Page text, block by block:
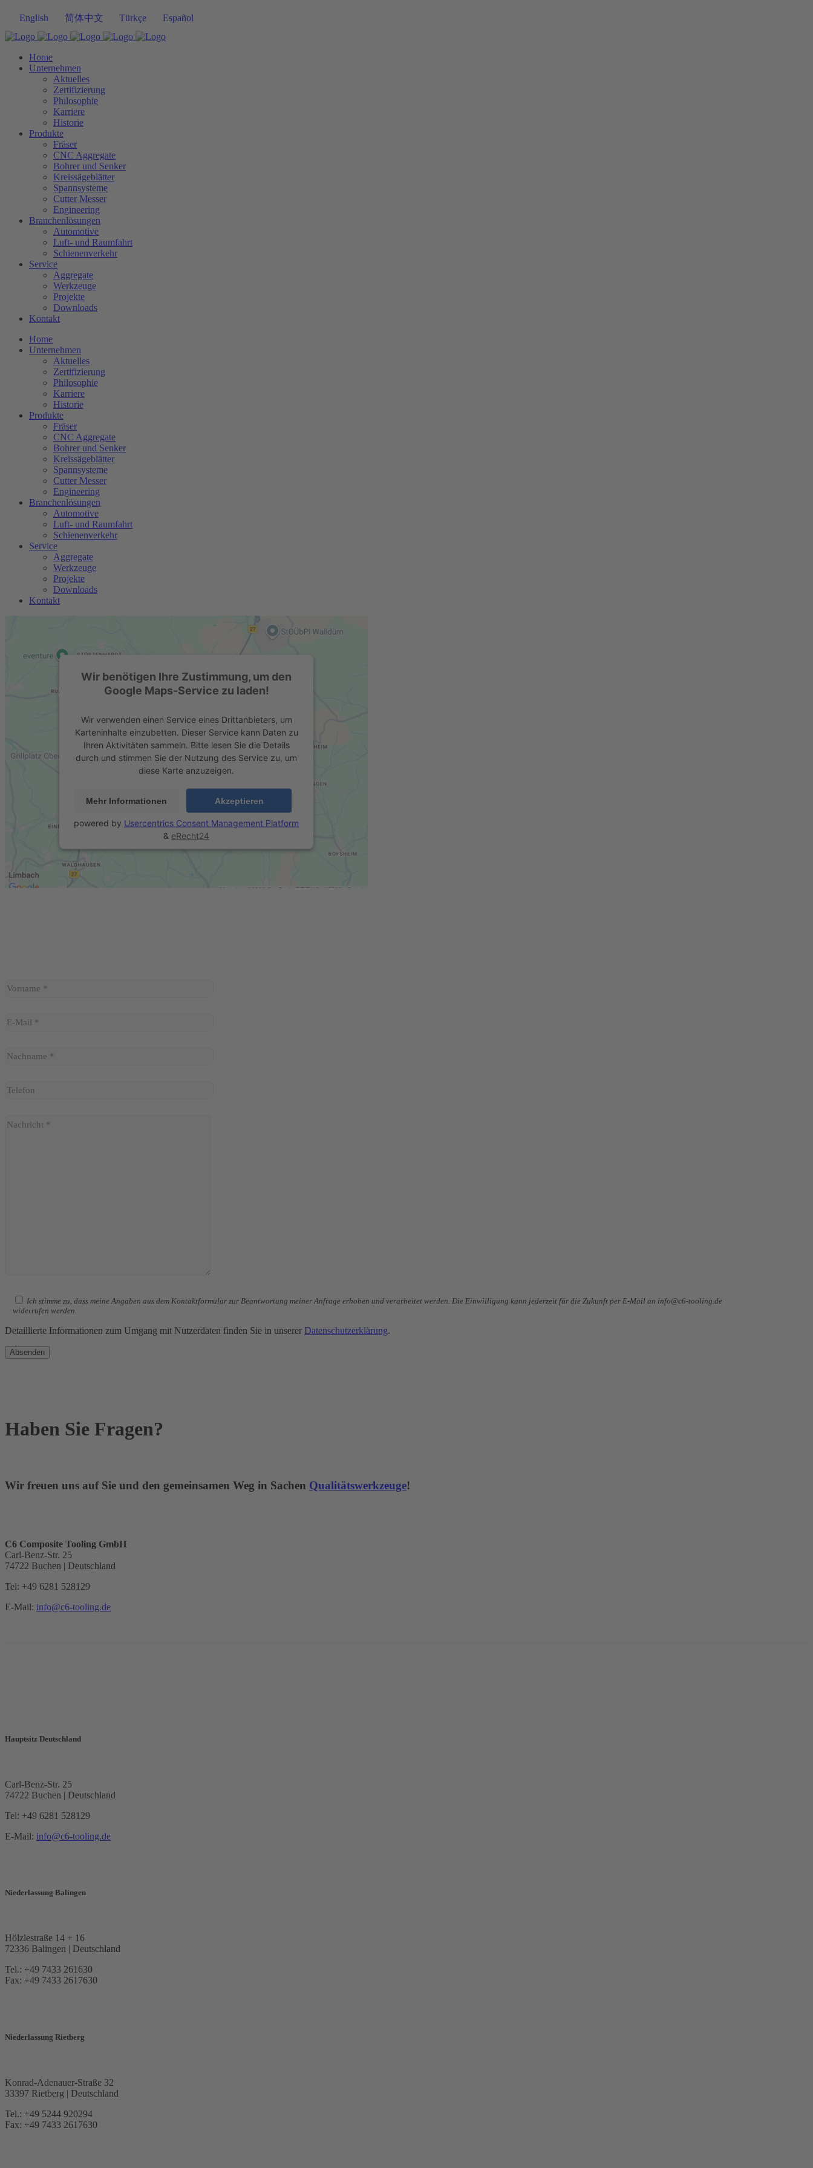
English 简体中文 Türkçe Español
Home
Unternehmen
Aktuelles
Zertifizierung
Philosophie
Karriere
Historie
Produkte
Fräser
CNC Aggregate
Bohrer und Senker
Kreissägeblätter
Spannsysteme
Cutter Messer
Engineering
Branchenlösungen
Automotive
Luft- und Raumfahrt
Schienenverkehr
Service
Aggregate
Werkzeuge
Projekte
Downloads
Kontakt
Home
Unternehmen
Aktuelles
Zertifizierung
Philosophie
Karriere
Historie
Produkte
Fräser
CNC Aggregate
Bohrer und Senker
Kreissägeblätter
Spannsysteme
Cutter Messer
Engineering
Branchenlösungen
Automotive
Luft- und Raumfahrt
Schienenverkehr
Service
Aggregate
Werkzeuge
Projekte
Downloads
Kontakt
Wir benötigen Ihre Zustimmung, um den
Google Maps-Service zu laden!
Wir verwenden einen Service eines Drittanbieters, um
Karteninhalte einzubetten. Dieser Service kann Daten zu
Ihren Aktivitäten sammeln. Bitte lesen Sie die Details
durch und stimmen Sie der Nutzung des Service zu, um
diese Karte anzuzeigen.
Mehr Informationen Akzeptieren
powered by Usercentrics Consent Management Platform
& eRecht24
Ich stimme zu, dass meine Angaben aus dem Kontaktformular zur Beantwortung meiner Anfrage erhoben und verarbeitet werden. Die Einwilligung kann jederzeit für die Zukunft per E-Mail an info@c6-tooling.de
widerrufen werden.
Detaillierte Informationen zum Umgang mit Nutzerdaten finden Sie in unserer Datenschutzerklärung.
Haben Sie Fragen?
Wir freuen uns auf Sie und den gemeinsamen Weg in Sachen Qualitätswerkzeuge!
C6 Composite Tooling GmbH
Carl-Benz-Str. 25
74722 Buchen | Deutschland
Tel: +49 6281 528129
E-Mail: info@c6-tooling.de
Hauptsitz Deutschland
Carl-Benz-Str. 25
74722 Buchen | Deutschland
Tel: +49 6281 528129
E-Mail: info@c6-tooling.de
Niederlassung Balingen
Hölzlestraße 14 + 16
72336 Balingen | Deutschland
Tel.: +49 7433 261630
Fax: +49 7433 2617630
Niederlassung Rietberg
Konrad-Adenauer-Straße 32
33397 Rietberg | Deutschland
Tel.: +49 5244 920294
Fax: +49 7433 2617630